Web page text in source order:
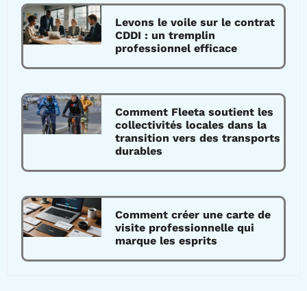
Levons le voile sur le contrat
CDDI : un tremplin
professionnel efficace
Comment Fleeta soutient les
collectivités locales dans la
transition vers des transports
durables
Comment créer une carte de
visite professionnelle qui
marque les esprits